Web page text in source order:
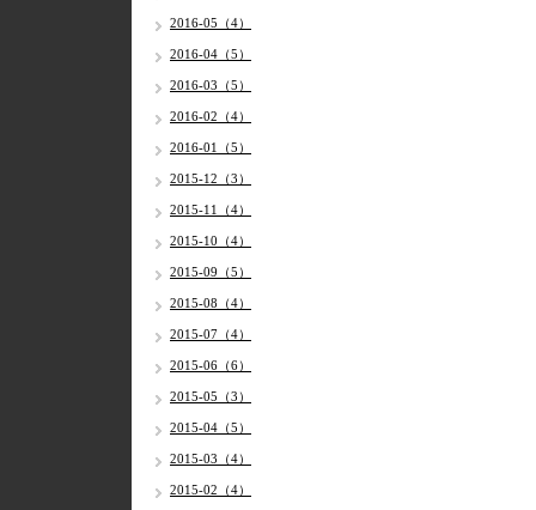
2016-05（4）
2016-04（5）
2016-03（5）
2016-02（4）
2016-01（5）
2015-12（3）
2015-11（4）
2015-10（4）
2015-09（5）
2015-08（4）
2015-07（4）
2015-06（6）
2015-05（3）
2015-04（5）
2015-03（4）
2015-02（4）